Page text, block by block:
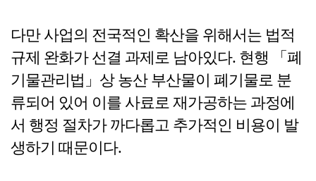
다만 사업의 전국적인 확산을 위해서는 법적
규제 완화가 선결 과제로 남아있다. 현행 「폐
기물관리법」상 농산 부산물이 폐기물로 분
류되어 있어 이를 사료로 재가공하는 과정에
서 행정 절차가 까다롭고 추가적인 비용이 발
생하기 때문이다.